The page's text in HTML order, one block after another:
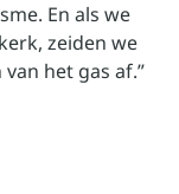
En als we
zeiden we
het gas af.”